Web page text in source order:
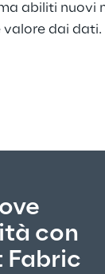
abiliti nuovi
valore dai dati.
con
Fabric